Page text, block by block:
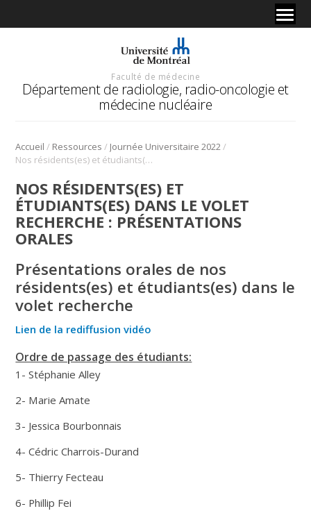
Faculté de médecine
Département de radiologie, radio-oncologie et
médecine nucléaire
Accueil / Ressources / Journée Universitaire 2022/
Nos résidents(es) et étudiants(es) dans le volet recherche : présentations orales
NOS RÉSIDENTS(ES) ET
ÉTUDIANTS(ES) DANS LE VOLET
RECHERCHE : PRÉSENTATIONS
ORALES
Présentations orales de nos
résidents(es) et étudiants(es) dans le
volet recherche
Lien de la rediffusion vidéo
Ordre de passage des étudiants:
1- Stéphanie Alley
2- Marie Amate
3- Jessica Bourbonnais
4- Cédric Charrois-Durand
5- Thierry Fecteau
6- Phillip Fei